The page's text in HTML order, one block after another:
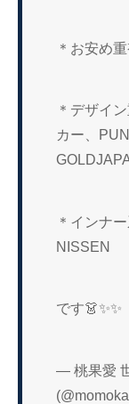
＊お安め
＊デザイ
カー、
＊インナ
NISSEN
です👗✨✨
— 桃果愛